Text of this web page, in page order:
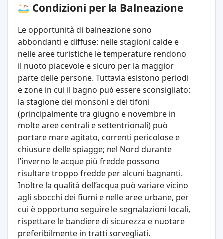
Condizioni per la Balneazione
Le opportunità di balneazione sono
abbondanti e diffuse: nelle stagioni calde e
nelle aree turistiche le temperature rendono
il nuoto piacevole e sicuro per la maggior
parte delle persone. Tuttavia esistono periodi
e zone in cui il bagno può essere sconsigliato:
la stagione dei monsoni e dei tifoni
(principalmente tra giugno e novembre in
molte aree centrali e settentrionali) può
portare mare agitato, correnti pericolose e
chiusure delle spiagge; nel Nord durante
l’inverno le acque più fredde possono
risultare troppo fredde per alcuni bagnanti.
Inoltre la qualità dell’acqua può variare vicino
agli sbocchi dei fiumi e nelle aree urbane, per
cui è opportuno seguire le segnalazioni locali,
rispettare le bandiere di sicurezza e nuotare
preferibilmente in tratti sorvegliati.